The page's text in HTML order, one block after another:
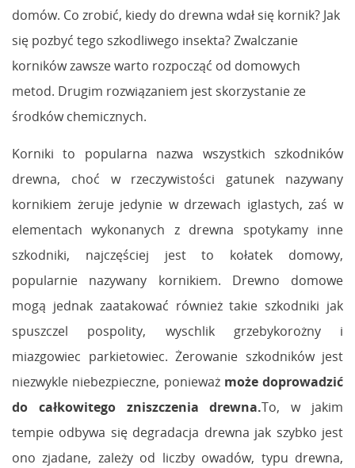
domów. Co zrobić, kiedy do drewna wdał się kornik? Jak
się pozbyć tego szkodliwego insekta? Zwalczanie
korników zawsze warto rozpocząć od domowych
metod. Drugim rozwiązaniem jest skorzystanie ze
środków chemicznych.
Korniki to popularna nazwa wszystkich szkodników
drewna, choć w rzeczywistości gatunek nazywany
kornikiem żeruje jedynie w drzewach iglastych, zaś w
elementach wykonanych z drewna spotykamy inne
szkodniki, najczęściej jest to kołatek domowy,
popularnie nazywany kornikiem. Drewno domowe
mogą jednak zaatakować również takie szkodniki jak
spuszczel pospolity, wyschlik grzebykorożny i
miazgowiec parkietowiec. Żerowanie szkodników jest
niezwykle niebezpieczne, ponieważ może doprowadzić
do
całkowitego zniszczenia drewna.To, w jakim
tempie odbywa się degradacja drewna jak szybko jest
ono zjadane, zależy od liczby owadów, typu drewna,